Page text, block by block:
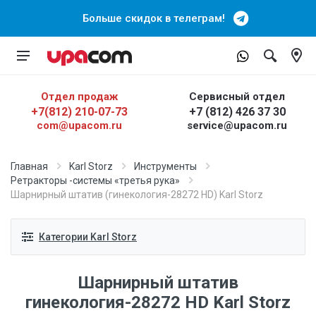
Больше скидок в телеграм!
Отдел продаж
+7(812) 210-07-73
com@upacom.ru
Сервисный отдел
+7 (812) 426 37 30
service@upacom.ru
Главная Karl Storz
Инструменты
Ретракторы -системы «третья рука»
Шарнирный штатив (гинекология-28272 HD) Karl Storz
Категории Karl Storz
Шарнирный штатив
гинекология-28272 HD Karl Storz